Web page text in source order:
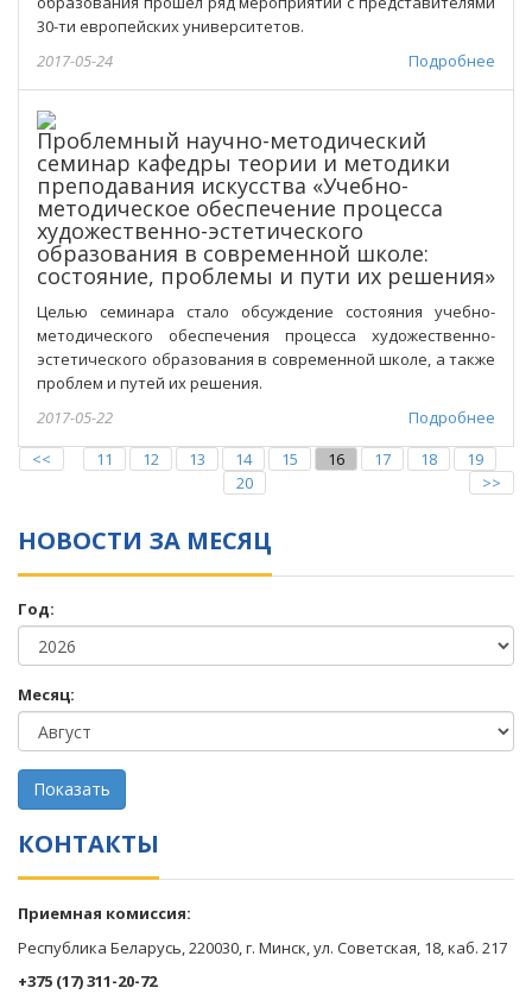
30-ти европейских университетов.
Подробнее
2017-05-24
Проблемный научно-методический
семинар кафедры теории и методики
преподавания искусства «Учебно-
методическое обеспечение процесса
художественно-эстетического
образования в современной школе:
состояние, проблемы и пути их решения»
Целью семинара стало обсуждение состояния учебно-
методического обеспечения процесса художественно-
эстетического образования в современной школе, а также
проблем и путей их решения.
Подробнее
2017-05-22
<<
11 12 13 14 15 16 17 18
19
20
>>
НОВОСТИ ЗА МЕСЯЦ
Год:
Месяц:
КОНТАКТЫ
Приемная комиссия:
Республика Беларусь, 220030, г. Минск, ул. Советская, 18, каб. 217
+375 (17) 311-20-72